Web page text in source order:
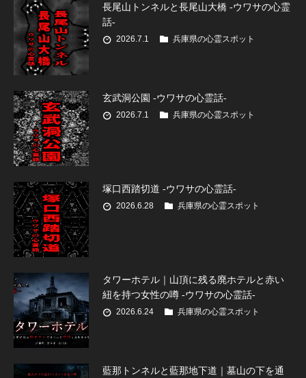
長尾山トンネルと長尾山大橋 -ウワサの心霊
話-
2026.7.1 兵庫県の心霊スポット
玄武洞公園 -ウワサの心霊話-
2026.7.1 兵庫県の心霊スポット
塚口西踏切道 -ウワサの心霊話-
2026.6.28 兵庫県の心霊スポット
タワーホテル｜山頂に残る廃ホテルと赤い
紐を持つ女性の噂 -ウワサの心霊話-
2026.6.24 兵庫県の心霊スポット
藍那トンネルと藍那地下道｜墓山の下を通